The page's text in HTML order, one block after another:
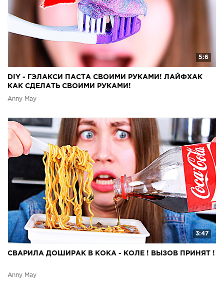
5:6
DIY - ГЭЛАКСИ ПАСТА СВОИМИ РУКАМИ! ЛАЙФХАК
КАК СДЕЛАТЬ СВОИМИ РУКАМИ!
Anny May
3:47
СВАРИЛА ДОШИРАК В КОКА - КОЛЕ ! ВЫЗОВ ПРИНЯТ !
Anny May